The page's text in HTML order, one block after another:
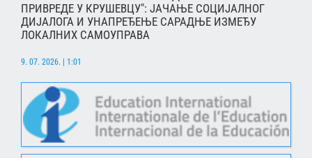
ПРИВРЕДЕ У КРУШЕВЦУ": ЈАЧАЊЕ СОЦИЈАЛНОГ
ДИЈАЛОГА И УНАПРЕЂЕЊЕ САРАДЊЕ ИЗМЕЂУ
ЛОКАЛНИХ САМОУПРАВА
9. 07. 2026. | 1:01